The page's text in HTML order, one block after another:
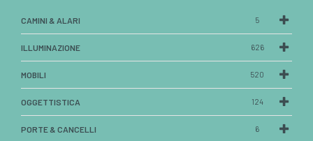
CAMINI & ALARI 5
ILLUMINAZIONE 626
MOBILI 520
OGGETTISTICA 124
PORTE & CANCELLI 6